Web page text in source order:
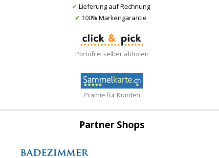
✔ Lieferung auf Rechnung
✔ 100% Markengarantie
Portofrei selber abholen
Prämie für Kunden
Partner Shops